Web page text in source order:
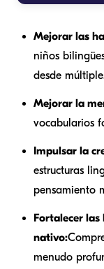
Mejorar las
niños
desde
Mejorar la
vocabularios
Impulsar la
estructuras
pensamiento
Fortalecer
nativo:
menudo